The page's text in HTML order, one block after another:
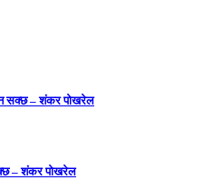
सक्छ – शंकर पोखरेल
– शंकर पोखरेल